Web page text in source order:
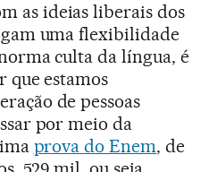
as ideias liberais dos
uma flexibilidade
culta da língua, é
que estamos
de pessoas
por meio da
prova do Enem, de